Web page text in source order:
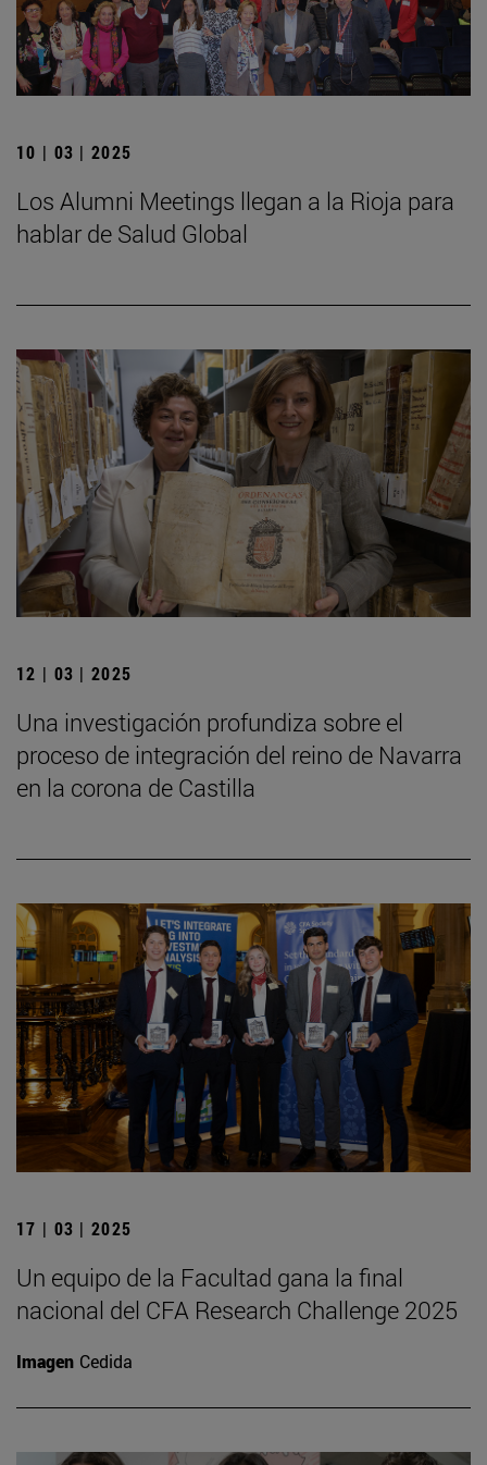
10 | 03 | 2025
Los Alumni Meetings llegan a la Rioja para
hablar de Salud Global
12 | 03 | 2025
Una investigación profundiza sobre el
proceso de integración del reino de Navarra
en la corona de Castilla
17 | 03 | 2025
Un equipo de la Facultad gana la final
nacional del CFA Research Challenge 2025
Imagen Cedida